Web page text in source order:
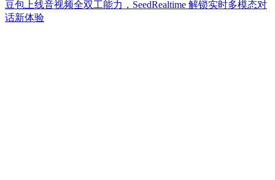
豆包上线音视频全双工能力，SeedRealtime 解锁实时多模态对
话新体验